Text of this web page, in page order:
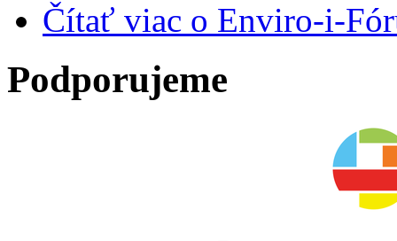
Čítať viac o Enviro-i-
Podporujeme